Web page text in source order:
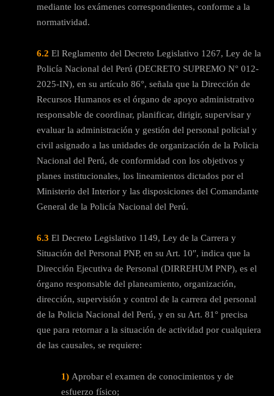
mediante los exámenes correspondientes, conforme a la
normatividad.
6.2 El Reglamento del Decreto Legislativo 1267, Ley de la
Policía Nacional del Perú (DECRETO SUPREMO N° 012-
2025-IN), en su artículo 86°, señala que la Dirección de
Recursos Humanos es el órgano de apoyo administrativo
responsable de coordinar, planificar, dirigir, supervisar y
evaluar la administración y gestión del personal policial y
civil asignado a las unidades de organización de la Policia
Nacional del Perú, de conformidad con los objetivos y
planes institucionales, los lineamientos dictados por el
Ministerio del Interior y las disposiciones del Comandante
General de la Policía Nacional del Perú.
6.3 El Decreto Legislativo 1149, Ley de la Carrera y
Situación del Personal PNP, en su Art. 10″, indica que la
Dirección Ejecutiva de Personal (DIRREHUM PNP), es el
órgano responsable del planeamiento, organización,
dirección, supervisión y control de la carrera del personal
de la Policia Nacional del Perú, y en su Art. 81° precisa
que para retornar a la situación de actividad por cualquiera
de las causales, se requiere:
1) Aprobar el examen de conocimientos y de
esfuerzo físico;